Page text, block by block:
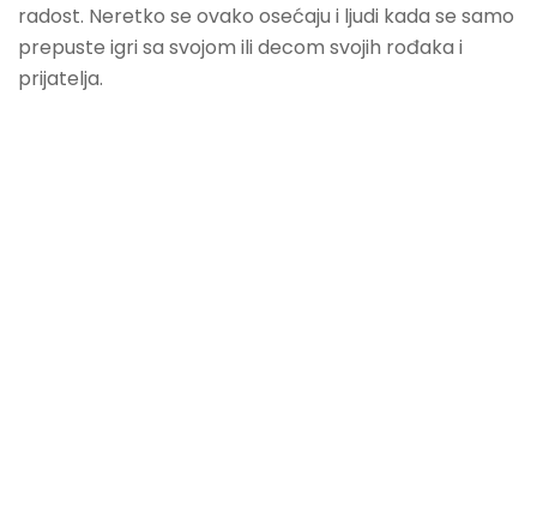
radost. Neretko se ovako osećaju i ljudi kada se samo
prepuste igri sa svojom ili decom svojih rođaka i
prijatelja.